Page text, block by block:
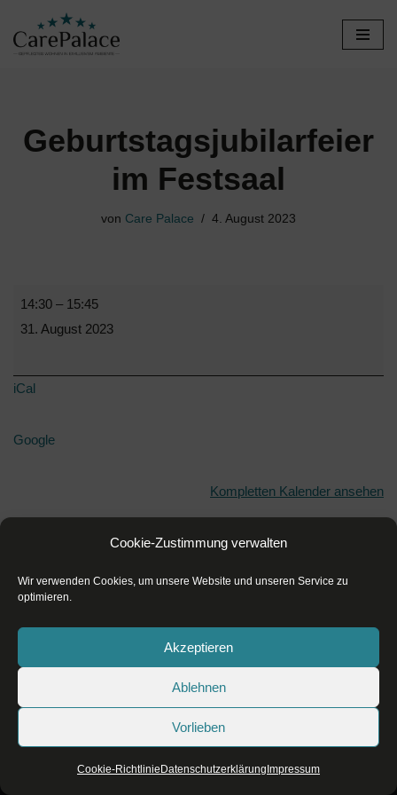
Cookie-Zustimmung verwalten
Wir verwenden Cookies, um unsere Website und unseren Service zu
optimieren.
Akzeptieren
Ablehnen
Vorlieben
Cookie-Richtlinie Datenschutzerklärung Impressum
Zum
Geburtstagsjubilarfeier
im Festsaal
von Care Palace 4. August 2023
14:30 – 15:45
31. August 2023
iCal
Google
Kompletten Kalender ansehen
Neve| Präsentiert vonWordPress